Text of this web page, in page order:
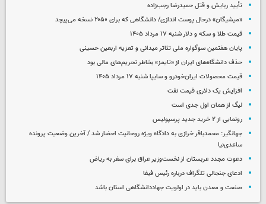
تأیید ربایش و قتل حمیدرضا رجب‌زاده
«میشیگان» درحال پوست اندازی/ دانشگاهی که برای ۲۰۵۰ نسخه می‌پیچد
قیمت طلا و سکه و دلار شنبه ۱۷ مرداد ۱۴۰۵
پایان هفتمین سوگواره ملی تئاتر میدانی و تعزیه اربعین حسینی
حذف دانشگاه‌های ایران از «تایمز» بخاطر تحریم‌های مالی بود
قیمت محصولات ایران‌خودرو و سایپا شنبه ۱۷ مرداد ۱۴۰۵
افزایش یک دلاری قیمت نفت
لیگ از همان اول جدی است
رونمایی از ۲ خرید جدید پرسپولیس
جهانگیر: محمدباقر خرازی به دادگاه ویژه روحانیت احضار شد / آخرین وضعیت پرونده
ساعدی‌نیا
دعوت مجدد عربستان از نخست‌وزیر عراق برای سفر به ریاض
ادعای جنجالی تلگراف درباره رئیس فیفا
صنعت و معدن باید در اولویت جهاددانشگاهی استان باشد